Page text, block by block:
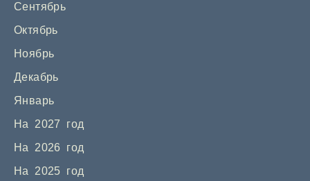
Сентябрь
Октябрь
Ноябрь
Декабрь
Январь
На 2027 год
На 2026 год
На 2025 год